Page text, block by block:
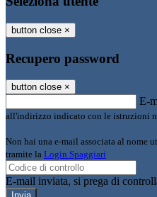
button close ×
Recupero password
button close ×
E-
all'indirizzo indicato con le istruzioni
Non hai una e-mail associata al nome
tramite la Login Spaggiari
E-mail inviata, si prega di